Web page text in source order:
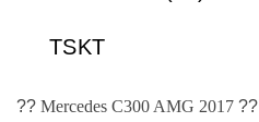
TSKT
?? Mercedes C300 AMG 2017 ??